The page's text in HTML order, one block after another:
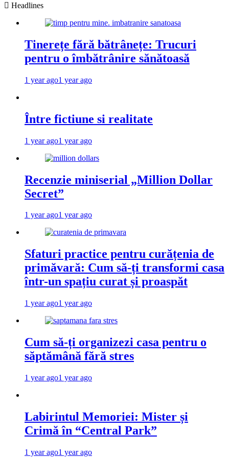
Headlines
Tinerețe fără bătrânețe: Trucuri
pentru o îmbătrânire sănătoasă
1 year ago1 year ago
Între fictiune si realitate
1 year ago1 year ago
Recenzie miniserial „Million Dollar
Secret”
1 year ago1 year ago
Sfaturi practice pentru curățenia de
primăvară: Cum să-ți transformi casa
într-un spațiu curat și proaspăt
1 year ago1 year ago
Cum să-ți organizezi casa pentru o
săptămână fără stres
1 year ago1 year ago
Labirintul Memoriei: Mister și
Crimă în “Central Park”
1 year ago1 year ago